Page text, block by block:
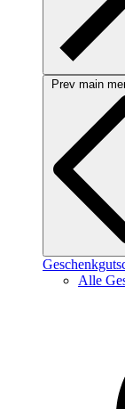
Prev main
Alle